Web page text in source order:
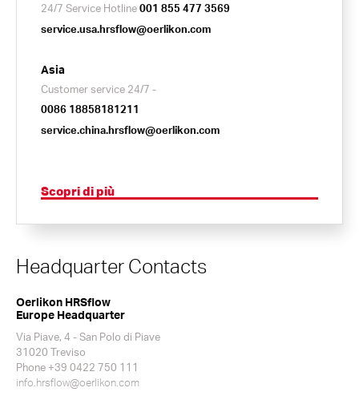
24/7 Service Hotline001 855 477 3569
service.usa.hrsflow@oerlikon.com
Asia
Customer service 24/7 -
0086 18858181211
service.china.hrsflow@oerlikon.com
Scopri di più
Headquarter Contacts
Oerlikon HRSflow
Europe Headquarter
Via Piave, 4 - San Polo di Piave
31020 Treviso
Phone +39 0422 750 111
info.hrsflow@oerlikon.com